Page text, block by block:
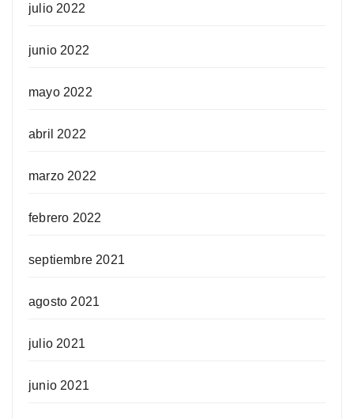
julio 2022
junio 2022
mayo 2022
abril 2022
marzo 2022
febrero 2022
septiembre 2021
agosto 2021
julio 2021
junio 2021